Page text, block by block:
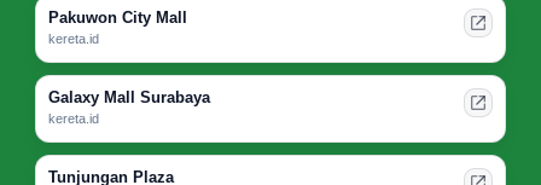
Pakuwon City Mall
kereta.id
Galaxy Mall Surabaya
kereta.id
Tunjungan Plaza